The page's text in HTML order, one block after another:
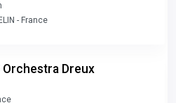
- France
Orchestra Dreux